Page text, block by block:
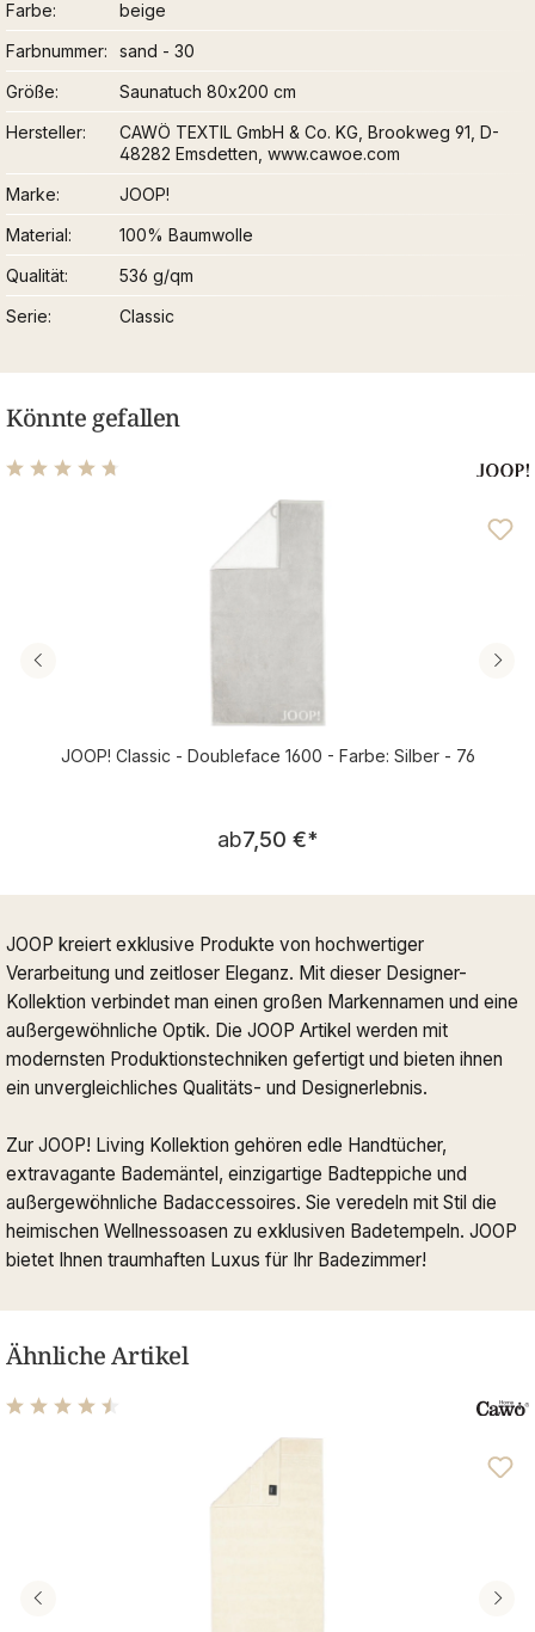
Farbe
beige
Farbnummer
sand - 30
Größe
Saunatuch 80x200 cm
Hersteller
CAWÖ TEXTIL GmbH & Co. KG, Brookweg 91, D-
48282 Emsdetten, www.cawoe.com
Marke
JOOP!
Material
100% Baumwolle
Qualität
536 g/qm
Serie
Classic
Könnte gefallen
Durchschnittliche Bewertung von 4.64 von 5 Sternen
JOOP! Classic - Doubleface 1600 - Farbe: Silber - 76
Regulärer Preis:
ab7,50 €*
JOOP kreiert exklusive Produkte von hochwertiger
Verarbeitung und zeitloser Eleganz. Mit dieser Designer-
Kollektion verbindet man einen großen Markennamen und eine
außergewöhnliche Optik. Die JOOP Artikel werden mit
modernsten Produktionstechniken gefertigt und bieten ihnen
ein unvergleichliches Qualitäts- und Designerlebnis.
Zur JOOP! Living Kollektion gehören edle Handtücher,
extravagante Bademäntel, einzigartige Badteppiche und
außergewöhnliche Badaccessoires. Sie veredeln mit Stil die
heimischen Wellnessoasen zu exklusiven Badetempeln. JOOP
bietet Ihnen traumhaften Luxus für Ihr Badezimmer!
Ähnliche Artikel
Durchschnittliche Bewertung von 4.61 von 5 Sternen